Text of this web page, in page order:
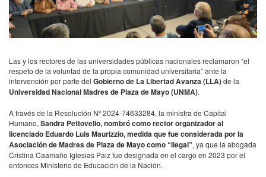
Las y los rectores de las universidades públicas nacionales reclamaron “el
respeto de la voluntad de la propia comunidad universitaria” ante la
intervención por parte del Gobierno de La Libertad Avanza (LLA)de la
Universidad Nacional Madres de Plaza de Mayo (UNMA).
A través de la Resolución Nº 2024-74633284, la ministra de Capital
Humano, Sandra Pettovello, nombró como rector organizador al
licenciado Eduardo Luis Maurizzio, medida que fue considerada por la
Asociación de Madres de Plaza de Mayo como “ilegal”, ya que la abogada
Cristina Caamaño Iglesias Paiz fue designada en el cargo en 2023 por el
entonces Ministerio de Educación de la Nación.